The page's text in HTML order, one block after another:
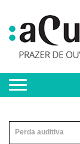
Perda auditiva